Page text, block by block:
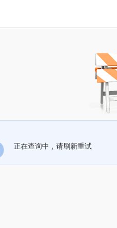
正在查询中，请刷新重试